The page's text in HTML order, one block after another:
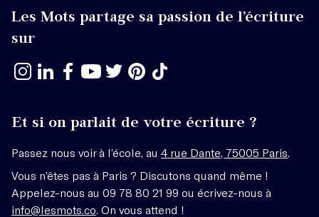
Les Mots partage sa passion de l’écriture
sur
Et si on parlait de votre écriture ?
Passez nous voir à l’école, au 4 rue Dante, 75005 Paris.
Vous n’êtes pas à Paris ? Discutons quand même !
Appelez-nous au 09 78 80 21 99 ou écrivez-nous à
info@lesmots.co. On vous attend !